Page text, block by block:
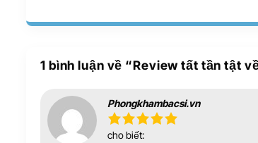
1 bình luận về “Review tất tần tật
Phongkhambacsi.vn
cho biết: